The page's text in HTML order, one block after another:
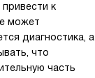
к
может
диагностика, а
что
часть